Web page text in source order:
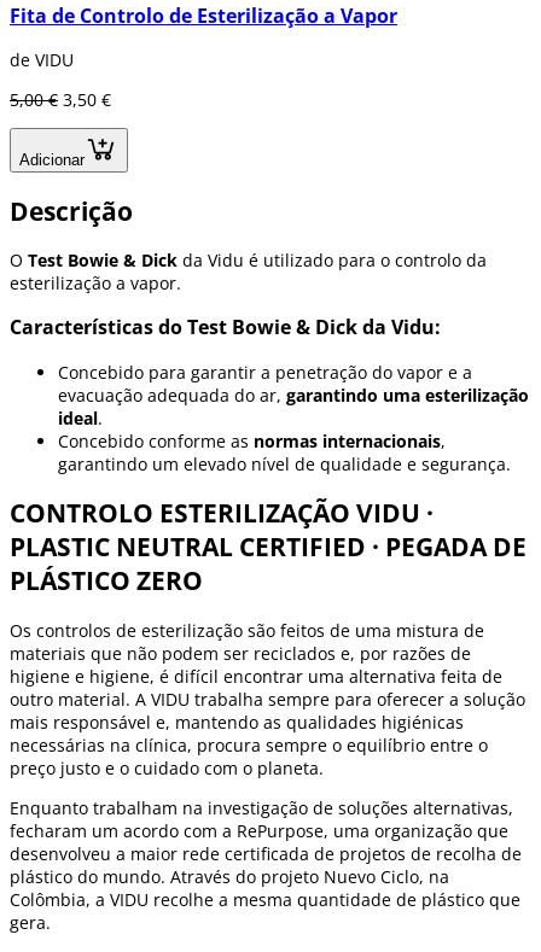
Fita de Controlo de Esterilização a Vapor
de VIDU
5,00 € 3,50 €
Adicionar
Descrição
O Test Bowie & Dick da Vidu é utilizado para o controlo da
esterilização a vapor.
Características do Test Bowie & Dick da Vidu:
Concebido para garantir a penetração do vapor e a
evacuação adequada do ar, garantindo uma esterilização
ideal.
Concebido conforme as normas internacionais,
garantindo um elevado nível de qualidade e segurança.
CONTROLO ESTERILIZAÇÃO VIDU ·
PLASTIC NEUTRAL CERTIFIED · PEGADA DE
PLÁSTICO ZERO
Os controlos de esterilização são feitos de uma mistura de
materiais que não podem ser reciclados e, por razões de
higiene e higiene, é difícil encontrar uma alternativa feita de
outro material. A VIDU trabalha sempre para oferecer a solução
mais responsável e, mantendo as qualidades higiénicas
necessárias na clínica, procura sempre o equilíbrio entre o
preço justo e o cuidado com o planeta.
Enquanto trabalham na investigação de soluções alternativas,
fecharam um acordo com a RePurpose, uma organização que
desenvolveu a maior rede certificada de projetos de recolha de
plástico do mundo. Através do projeto Nuevo Ciclo, na
Colômbia, a VIDU recolhe a mesma quantidade de plástico que
gera.